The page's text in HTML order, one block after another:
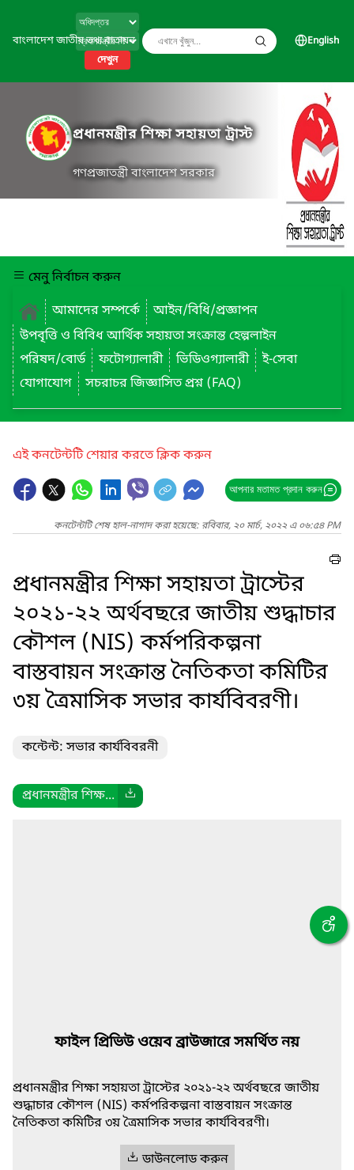
বাংলাদেশ জাতীয় তথ্য বাতায়ন
দেখুন
English
প্রধানমন্ত্রীর শিক্ষা সহায়তা ট্রাস্ট
গণপ্রজাতন্ত্রী বাংলাদেশ সরকার
মেনু নির্বাচন করুন
আমাদের সম্পর্কে
আইন/বিধি/প্রজ্ঞাপন
উপবৃত্তি ও বিবিধ আর্থিক সহায়তা সংক্রান্ত হেল্পলাইন
পরিষদ/বোর্ড
ফটোগ্যালারী ভিডিওগ্যালারী
ই-সেবা
যোগাযোগ
সচরাচর জিজ্ঞাসিত প্রশ্ন (FAQ)
এই কনটেন্টটি শেয়ার করতে ক্লিক করুন
আপনার মতামত প্রদান করুন
কনটেন্টটি শেষ হাল-নাগাদ করা হয়েছে: রবিবার, ২০ মার্চ, ২০২২ এ ০৬:৫৪ PM
প্রধানমন্ত্রীর শিক্ষা সহায়তা ট্রাস্টের
২০২১-২২ অর্থবছরে জাতীয় শুদ্ধাচার
কৌশল (NIS) কর্মপরিকল্পনা
বাস্তবায়ন সংক্রান্ত নৈতিকতা কমিটির
৩য় ত্রৈমাসিক সভার কার্যবিবরণী।
কন্টেন্ট: সভার কার্যবিবরনী
প্রধানমন্ত্রীর শিক্ষ...
ফাইল প্রিভিউ ওয়েব ব্রাউজারে সমর্থিত নয়
প্রধানমন্ত্রীর শিক্ষা সহায়তা ট্রাস্টের ২০২১-২২ অর্থবছরে জাতীয়
শুদ্ধাচার কৌশল (NIS) কর্মপরিকল্পনা বাস্তবায়ন সংক্রান্ত
নৈতিকতা কমিটির ৩য় ত্রৈমাসিক সভার কার্যবিবরণী।
ডাউনলোড করুন